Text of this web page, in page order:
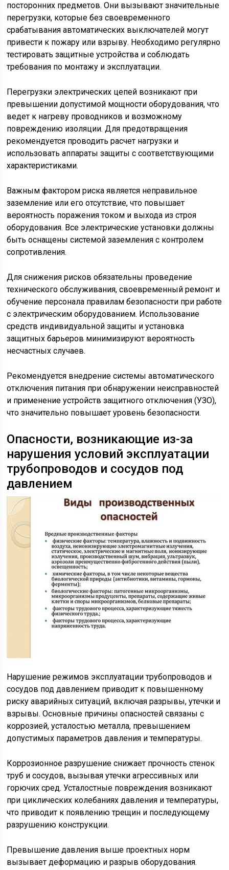
посторонних предметов. Они вызывают значительные
перегрузки, которые без своевременного
срабатывания автоматических выключателей могут
привести к пожару или взрыву. Необходимо регулярно
тестировать защитные устройства и соблюдать
требования по монтажу и эксплуатации.
Перегрузки электрических цепей возникают при
превышении допустимой мощности оборудования, что
ведет к нагреву проводников и возможному
повреждению изоляции. Для предотвращения
рекомендуется проводить расчет нагрузки и
использовать аппараты защиты с соответствующими
характеристиками.
Важным фактором риска является неправильное
заземление или его отсутствие, что повышает
вероятность поражения током и выхода из строя
оборудования. Все электрические установки должны
быть оснащены системой заземления с контролем
сопротивления.
Для снижения рисков обязательны проведение
технического обслуживания, своевременный ремонт и
обучение персонала правилам безопасности при работе
с электрическим оборудованием. Использование
средств индивидуальной защиты и установка
защитных барьеров минимизируют вероятность
несчастных случаев.
Рекомендуется внедрение системы автоматического
отключения питания при обнаружении неисправностей
и применение устройств защитного отключения (УЗО),
что значительно повышает уровень безопасности.
Опасности, возникающие из-за
нарушения условий эксплуатации
трубопроводов и сосудов под
давлением
Нарушение режимов эксплуатации трубопроводов и
сосудов под давлением приводит к повышенному
риску аварийных ситуаций, включая разрывы, утечки и
взрывы. Основные причины опасностей связаны с
коррозией, усталостью металла, превышением
допустимых параметров давления и температуры.
Коррозионное разрушение снижает прочность стенок
труб и сосудов, вызывая утечки агрессивных или
горючих сред. Усталостные повреждения возникают
при циклических колебаниях давления и температуры,
что приводит к появлению трещин и последующему
разрушению конструкции.
Превышение давления выше проектных норм
вызывает деформацию и разрыв оборудования.